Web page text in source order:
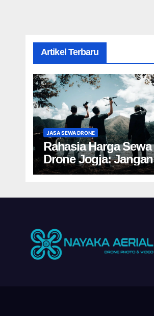
Artikel Terbaru
JASA SEWA DRONE
Rahasia Harga Sewa
Drone Jogja: Jangan
Salah Pilih, Rugi!